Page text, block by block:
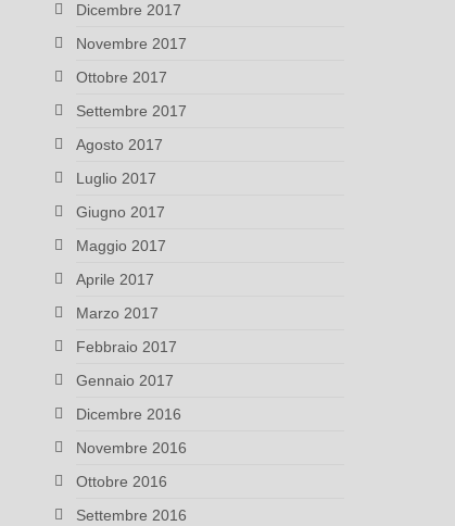
Dicembre 2017
Novembre 2017
Ottobre 2017
Settembre 2017
Agosto 2017
Luglio 2017
Giugno 2017
Maggio 2017
Aprile 2017
Marzo 2017
Febbraio 2017
Gennaio 2017
Dicembre 2016
Novembre 2016
Ottobre 2016
Settembre 2016